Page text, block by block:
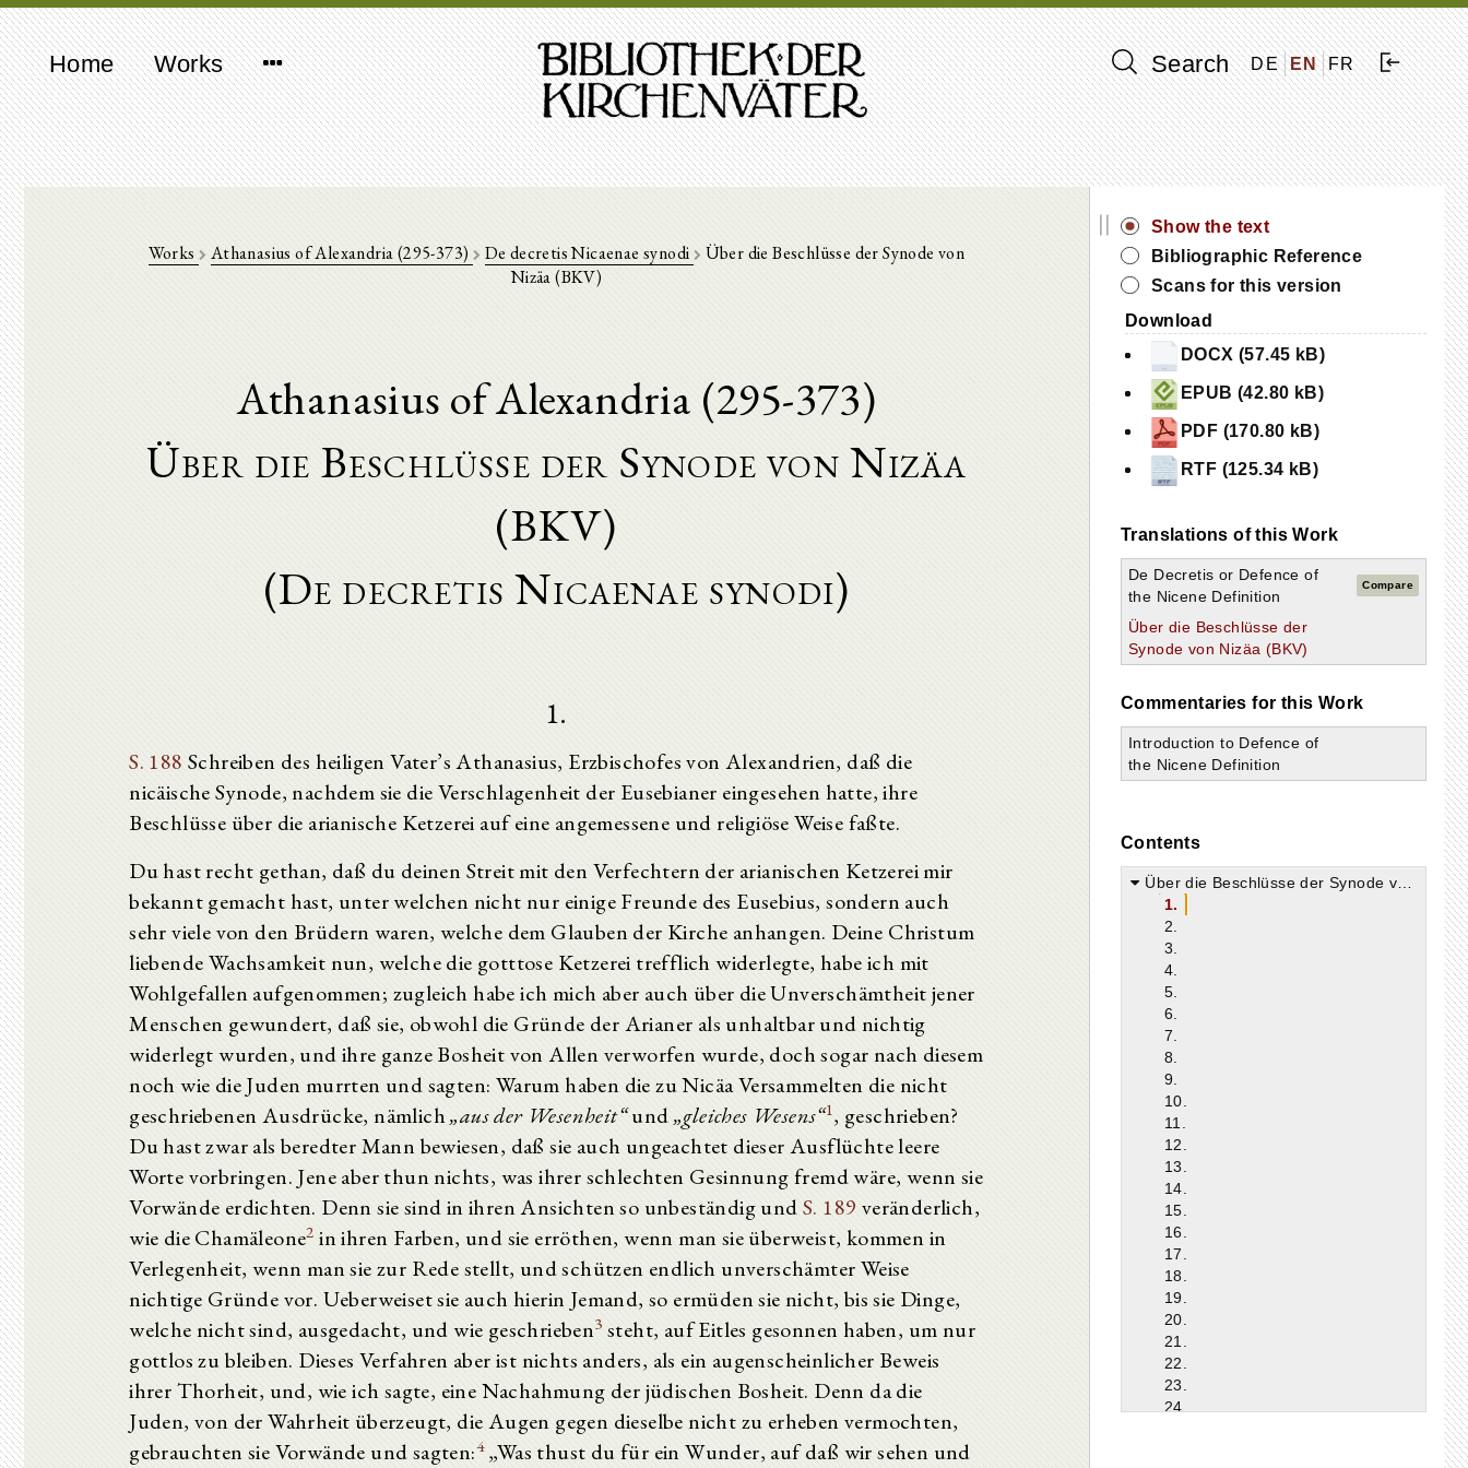
Home Works Search DE EN FR
Works Athanasius of Alexandria (295-373) De decretis Nicaenae synodi
Über die Beschlüsse der Synode von
Nizäa (BKV)
Athanasius of Alexandria (295-373)
Über die Beschlüsse der Synode von Nizäa
(BKV)
(De decretis Nicaenae synodi)
1.
S. 188 Schreiben des heiligen Vater’s Athanasius, Erzbischofes von Alexandrien, daß die
nicäische Synode, nachdem sie die Verschlagenheit der Eusebianer eingesehen hatte, ihre
Beschlüsse über die arianische Ketzerei auf eine angemessene und religiöse Weise faßte.
Du hast recht gethan, daß du deinen Streit mit den Verfechtern der arianischen Ketzerei mir
bekannt gemacht hast, unter welchen nicht nur einige Freunde des Eusebius, sondern auch
sehr viele von den Brüdern waren, welche dem Glauben der Kirche anhangen. Deine Christum
liebende Wachsamkeit nun, welche die gotttose Ketzerei trefflich widerlegte, habe ich mit
Wohlgefallen aufgenommen; zugleich habe ich mich aber auch über die Unverschämtheit jener
Menschen gewundert, daß sie, obwohl die Gründe der Arianer als unhaltbar und nichtig
widerlegt wurden, und ihre ganze Bosheit von Allen verworfen wurde, doch sogar nach diesem
noch wie die Juden murrten und sagten: Warum haben die zu Nicäa Versammelten die nicht
geschriebenen Ausdrücke, nämlich„aus der Wesenheit“und„gleiches Wesens“1 , geschrieben?
Du hast zwar als beredter Mann bewiesen, daß sie auch ungeachtet dieser Ausflüchte leere
Worte vorbringen. Jene aber thun nichts, was ihrer schlechten Gesinnung fremd wäre, wenn sie
Vorwände erdichten. Denn sie sind in ihren Ansichten so unbeständig undS. 189 veränderlich,
wie die Chamäleone2 in ihren Farben, und sie erröthen, wenn man sie überweist, kommen in
Verlegenheit, wenn man sie zur Rede stellt, und schützen endlich unverschämter Weise
nichtige Gründe vor. Ueberweiset sie auch hierin Jemand, so ermüden sie nicht, bis sie Dinge,
welche nicht sind, ausgedacht, und wie geschrieben3 steht, auf Eitles gesonnen haben, um nur
gottlos zu bleiben. Dieses Verfahren aber ist nichts anders, als ein augenscheinlicher Beweis
ihrer Thorheit, und, wie ich sagte, eine Nachahmung der jüdischen Bosheit. Denn da die
Juden, von der Wahrheit überzeugt, die Augen gegen dieselbe nicht zu erheben vermochten,
gebrauchten sie Vorwände und sagten:4„Was thust du für ein Wunder, auf daß wir sehen und
||
Show the text
Bibliographic Reference
Scans for this version
Download
DOCX (57.45 kB)
EPUB (42.80 kB)
PDF (170.80 kB)
RTF (125.34 kB)
Translations of this Work
De Decretis or Defence of
the Nicene Definition
Compare
Über die Beschlüsse der
Synode von Nizäa (BKV)
Commentaries for this Work
Introduction to Defence of
the Nicene Definition
Contents
Über die Beschlüsse der Synode von Nizäa (De decretis Nicaenae synodi)
1.
2.
3.
4.
5.
6.
7.
8.
9.
10.
11.
12.
13.
14.
15.
16.
17.
18.
19.
20.
21.
22.
23.
24.